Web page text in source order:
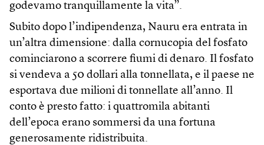
godevamo tranquillamente la vita”.
Subito dopo l’indipendenza, Nauru era entrata in
un’altra dimensione: dalla cornucopia del fosfato
cominciarono a scorrere fiumi di denaro. Il fosfato
si vendeva a 50 dollari alla tonnellata, e il paese ne
esportava due milioni di tonnellate all’anno. Il
conto è presto fatto: i quattromila abitanti
dell’epoca erano sommersi da una fortuna
generosamente ridistribuita.